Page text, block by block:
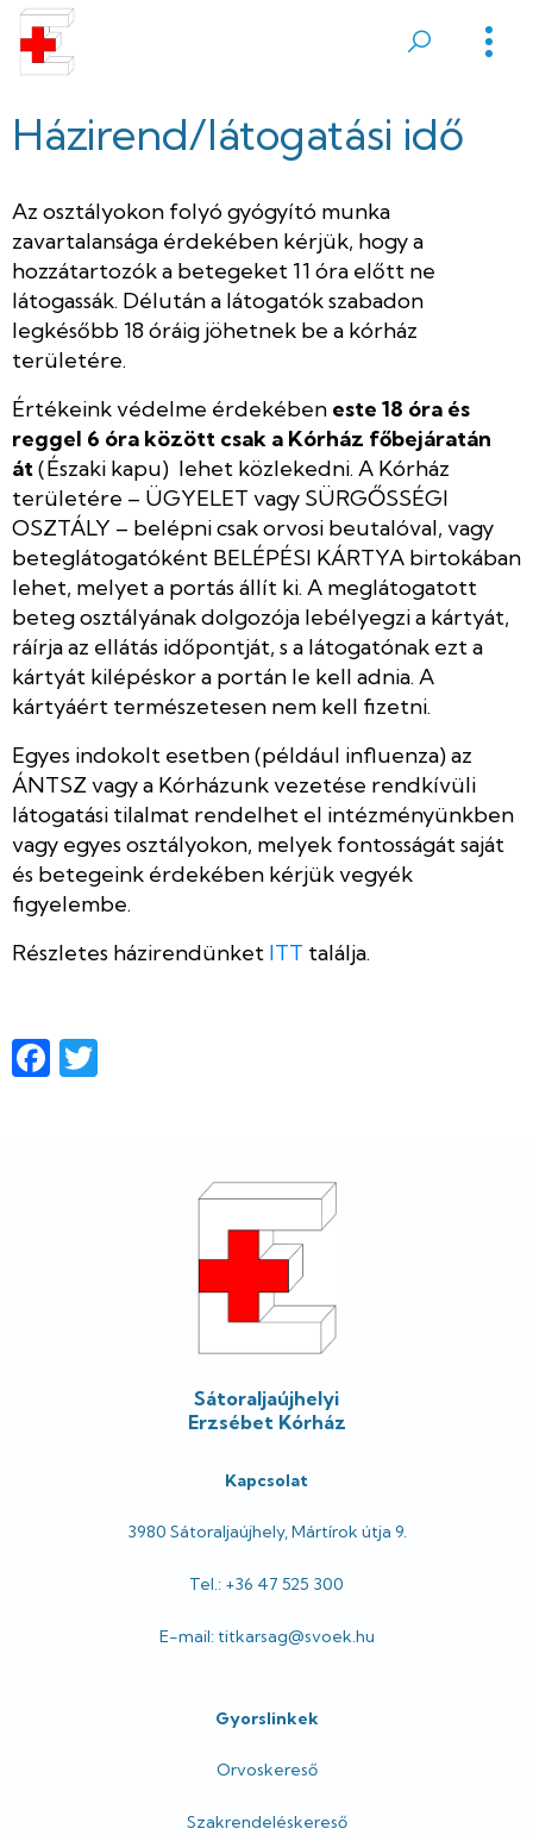
Ugrás
tartalomraSátoraljaújhelyi
Erzsébet
Házirend/látogatási idő
Az osztályokon folyó gyógyító munka
zavartalansága érdekében kérjük, hogy a
hozzátartozók a betegeket 11 óra előtt ne
látogassák. Délután a látogatók szabadon
legkésőbb 18 óráig jöhetnek be a kórház
területére.
Értékeink védelme érdekében este 18 óra és
reggel 6 óra között csak a Kórház főbejáratán
át(Északi kapu) lehet közlekedni. A Kórház
területére – ÜGYELET vagy SÜRGŐSSÉGI
OSZTÁLY – belépni csak orvosi beutalóval, vagy
beteglátogatóként BELÉPÉSI KÁRTYA birtokában
lehet, melyet a portás állít ki. A meglátogatott
beteg osztályának dolgozója lebélyegzi a kártyát,
ráírja az ellátás időpontját, s a látogatónak ezt a
kártyát kilépéskor a portán le kell adnia. A
kártyáért természetesen nem kell fizetni.
Egyes indokolt esetben (például influenza) az
ÁNTSZ vagy a Kórházunk vezetése rendkívüli
látogatási tilalmat rendelhet el intézményünkben
vagy egyes osztályokon, melyek fontosságát saját
és betegeink érdekében kérjük vegyék
figyelembe.
Részletes házirendünket ITT találja.
Facebook
Sátoraljaújhelyi
Erzsébet Kórház
Kapcsolat
3980 Sátoraljaújhely, Mártírok útja 9.
Tel.: +36 47 525 300
E-mail: titkarsag@svoek.hu
Gyorslinkek
Orvoskereső
Szakrendeléskereső